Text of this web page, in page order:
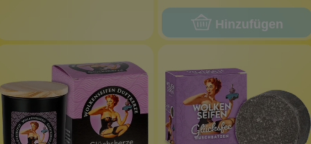
Hinzufügen